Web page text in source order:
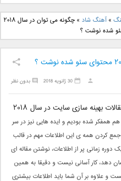
دانلود آهنگ جدید علی
یاسینی بنام دورترین نزدیک»آهنگ شاد »
چگونه می توان در سال ۲۰۱۸
شده نوشت ؟
بدون نظر 30 ژانویه 2018
بهینه سازی سایت در سال ۲۰۱۸
همفکر شده بودیم و ایده هایی نیز در سر
کردن همه ی این اطلاعات مهم در قالب
زمانی پر از اطلاعات، نوشتن مقاله ای
دهد، کار آسانی نیست و دقیقا به همین
و علاوه بر آن شما باید اطلاعات بیشتری